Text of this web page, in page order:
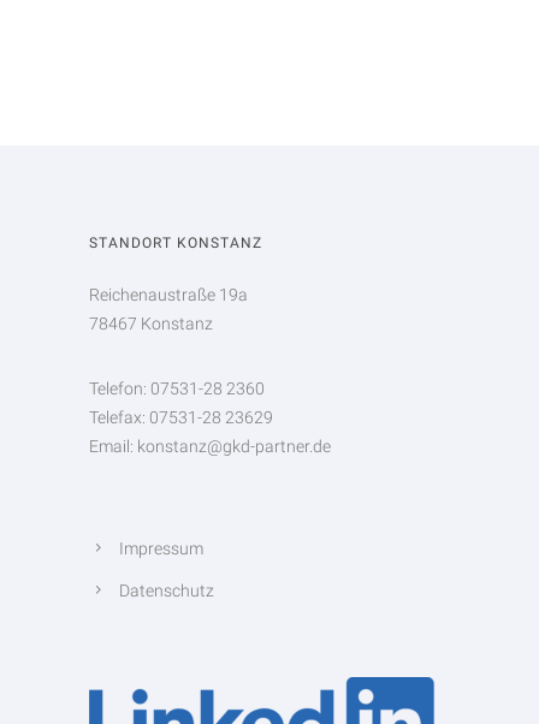
STANDORT KONSTANZ
Reichenaustraße 19a
78467 Konstanz
Telefon: 07531-28 2360
Telefax: 07531-28 23629
Email: konstanz@gkd-partner.de
Impressum
Datenschutz